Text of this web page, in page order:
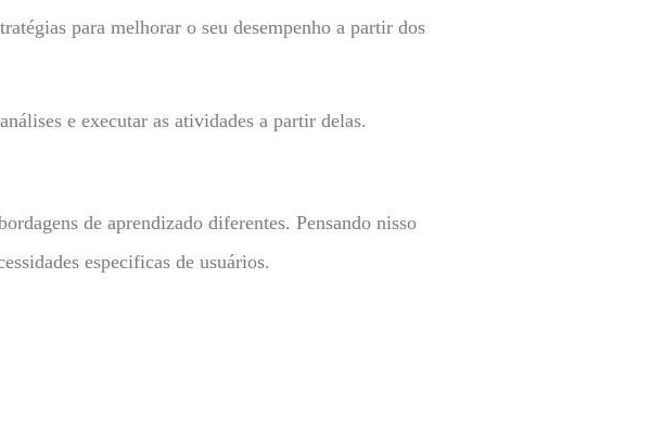
para melhorar o seu desempenho a partir dos
e executar as atividades a partir delas.
de aprendizado diferentes. Pensando nisso
especificas de usuários.